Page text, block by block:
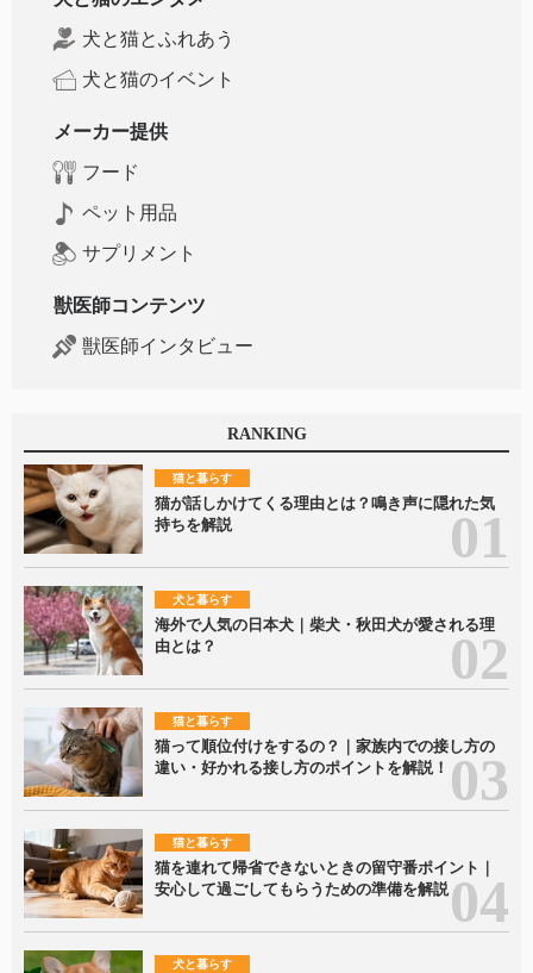
犬と猫とふれあう
犬と猫のイベント
メーカー提供
フード
ペット用品
サプリメント
獣医師コンテンツ
獣医師インタビュー
RANKING
猫と暮らす
猫が話しかけてくる理由とは？鳴き声に隠れた気
持ちを解説
犬と暮らす
海外で人気の日本犬｜柴犬・秋田犬が愛される理
由とは？
猫と暮らす
猫って順位付けをするの？｜家族内での接し方の
違い・好かれる接し方のポイントを解説！
猫と暮らす
猫を連れて帰省できないときの留守番ポイント｜
安心して過ごしてもらうための準備を解説
犬と暮らす